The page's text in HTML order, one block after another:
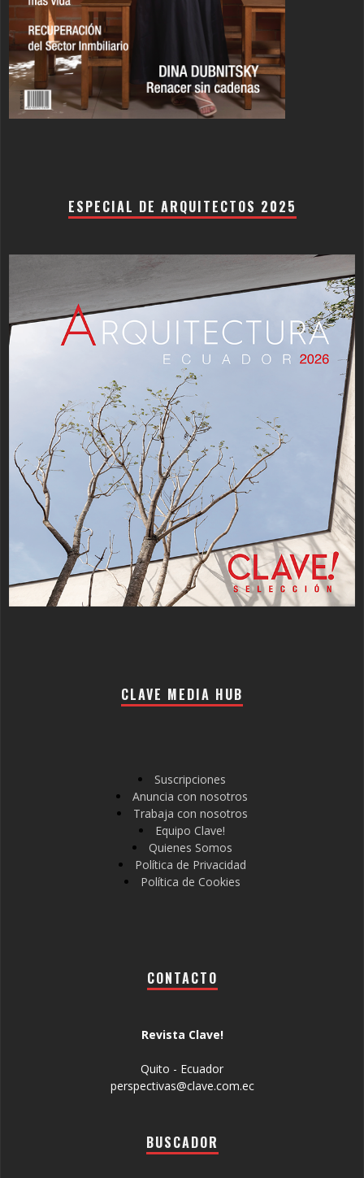
ESPECIAL DE ARQUITECTOS 2025
CLAVE MEDIA HUB
Suscripciones
Anuncia con nosotros
Trabaja con nosotros
Equipo Clave!
Quienes Somos
Política de Privacidad
Política de Cookies
CONTACTO
Revista Clave!
Quito - Ecuador
perspectivas@clave.com.ec
BUSCADOR